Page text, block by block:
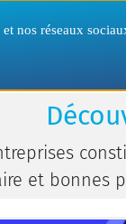
Territoire
et bonnes
nos réseaux